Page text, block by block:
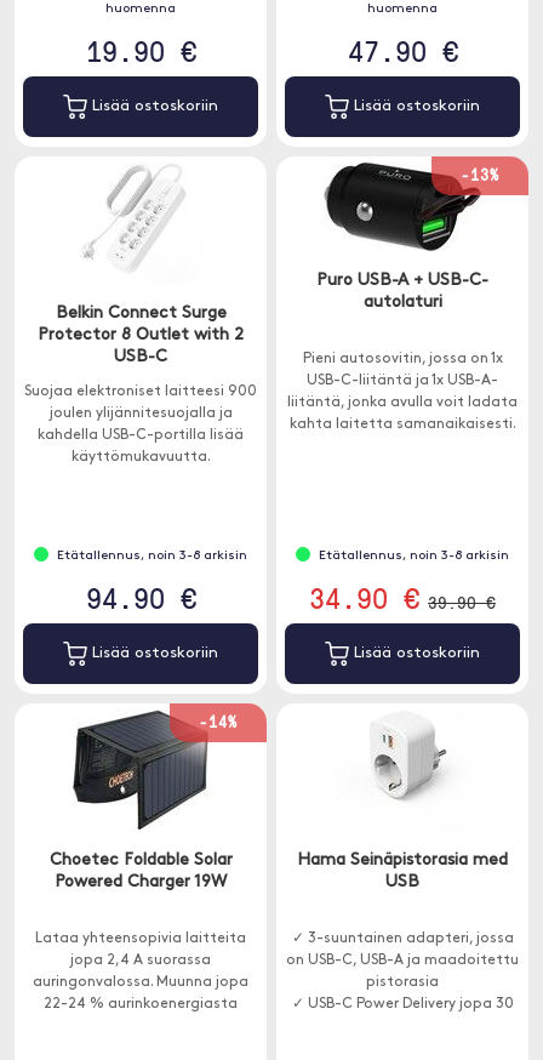
huomenna
19.90 €
Lisää ostoskoriin
huomenna
47.90 €
Lisää ostoskoriin
Belkin Connect Surge
Protector 8 Outlet with 2
USB-C
Suojaa elektroniset laitteesi 900
joulen ylijännitesuojalla ja
kahdella USB-C-portilla lisää
käyttömukavuutta.
Etätallennus, noin 3-8 arkisin
94.90 €
Lisää ostoskoriin
-13%
Puro USB-A + USB-C-
autolaturi
Pieni autosovitin, jossa on 1x
USB-C-liitäntä ja 1x USB-A-
liitäntä, jonka avulla voit ladata
kahta laitetta samanaikaisesti.
Etätallennus, noin 3-8 arkisin
34.90 € 39.90 €
Lisää ostoskoriin
-14%
Choetec Foldable Solar
Powered Charger 19W
Lataa yhteensopivia laitteita
jopa 2,4 A suorassa
auringonvalossa. Muunna jopa
22-24 % aurinkoenergiasta
Hama Seinäpistorasia med
USB
✓ 3-suuntainen adapteri, jossa
on USB-C, USB-A ja maadoitettu
pistorasia
✓ USB-C Power Delivery jopa 30